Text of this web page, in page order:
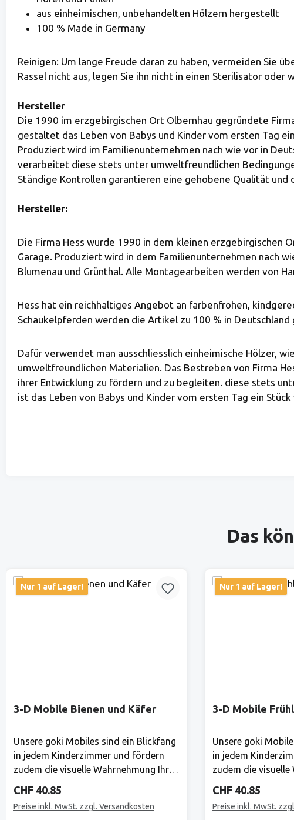
aus einheimischen, unbehandelten Hölzern hergestellt
100 % Made in Germany
Reinigen: Um lange Freude daran zu haben, vermeiden Sie
Rassel nicht aus, legen Sie ihn nicht in einen Sterilisator oder
Hersteller
Die 1990 im erzgebirgischen Ort Olbernhau gegründete
gestaltet das Leben von Babys und Kinder vom ersten Tag
Produziert wird im Familienunternehmen nach wie vor in
verarbeitet diese stets unter umweltfreundlichen
Ständige Kontrollen garantieren eine gehobene Qualität und
Hersteller:
Die Firma Hess wurde 1990 in dem kleinen erzgebirgischen
Garage. Produziert wird in dem Familienunternehmen nach
Blumenau und Grünthal. Alle Montagearbeiten werden von
Hess hat ein reichhaltiges Angebot an farbenfrohen,
Schaukelpferden werden die Artikel zu 100 % in
Dafür verwendet man ausschliesslich einheimische Hölzer,
umweltfreundlichen Materialien. Das Bestreben von Firma
ihrer Entwicklung zu fördern und zu begleiten. diese stets
ist das Leben von Babys und Kinder vom ersten Tag ein
Das
Nur 1 auf Lager!
3-D Mobile Bienen und Käfer
Unsere goki Mobiles sind ein Blickfang
in jedem Kinderzimmer und fördern
zudem die visuelle Wahrnehmung Ihres
Neues zu entdecken! Mond und Sterne
laden zu himmlischen Träumen ein.
Regulärer Preis:
CHF 40.85
Preise inkl. MwSt. zzgl. Versandkosten
Nur 1 auf Lager!
3-D Mobile
Unsere goki
in jedem
zudem die visuelle
Neues zu
laden zu
Regulärer Preis:
CHF 40.85
Preise inkl. MwSt.